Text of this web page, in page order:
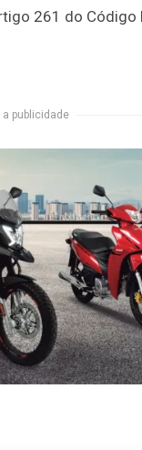
261 do Código
a publicidade